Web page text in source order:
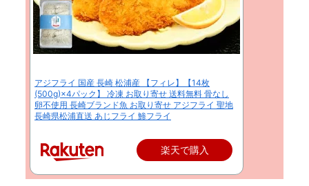
アジフライ 国産 長崎 松浦産 【フィレ】【14枚
(500g)×4パック】 冷凍 お取り寄せ 送料無料 骨なし
卵不使用 長崎ブランド魚 お取り寄せ アジフライ 聖地
長崎県松浦直送 あじフライ 鯵フライ
楽天で購入